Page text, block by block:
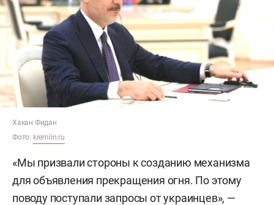
Хакан Фидан
Фото: kremlin.ru
«Мы призвали стороны к созданию механизма
для объявления прекращения огня. По этому
поводу поступали запросы от украинцев», —